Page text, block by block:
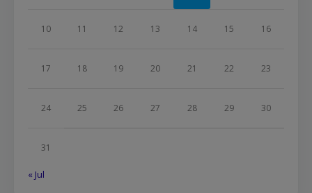
10 11 12 13 14 15 16
17 18 19 20 21 22 23
24 25 26 27 28 29 30
31
« Jul